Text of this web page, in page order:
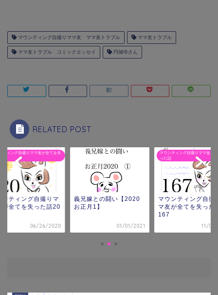
マウンティング自撮りママ友 ママ友トラブル ママ友トラブル
ママ友トラブル コミックエッセイ 円城寺さん
RELATED POST
ティング自撮りママ友が全てを失
ンティング自撮りマ
が全てを失った話20
06/26/2020
義兄嫁との闘い【2020
お正月1】
01/01/2021
マウンティング自撮りママ友が
った話
マウンティング自撮
マ友が全てを失った
167
11/07/